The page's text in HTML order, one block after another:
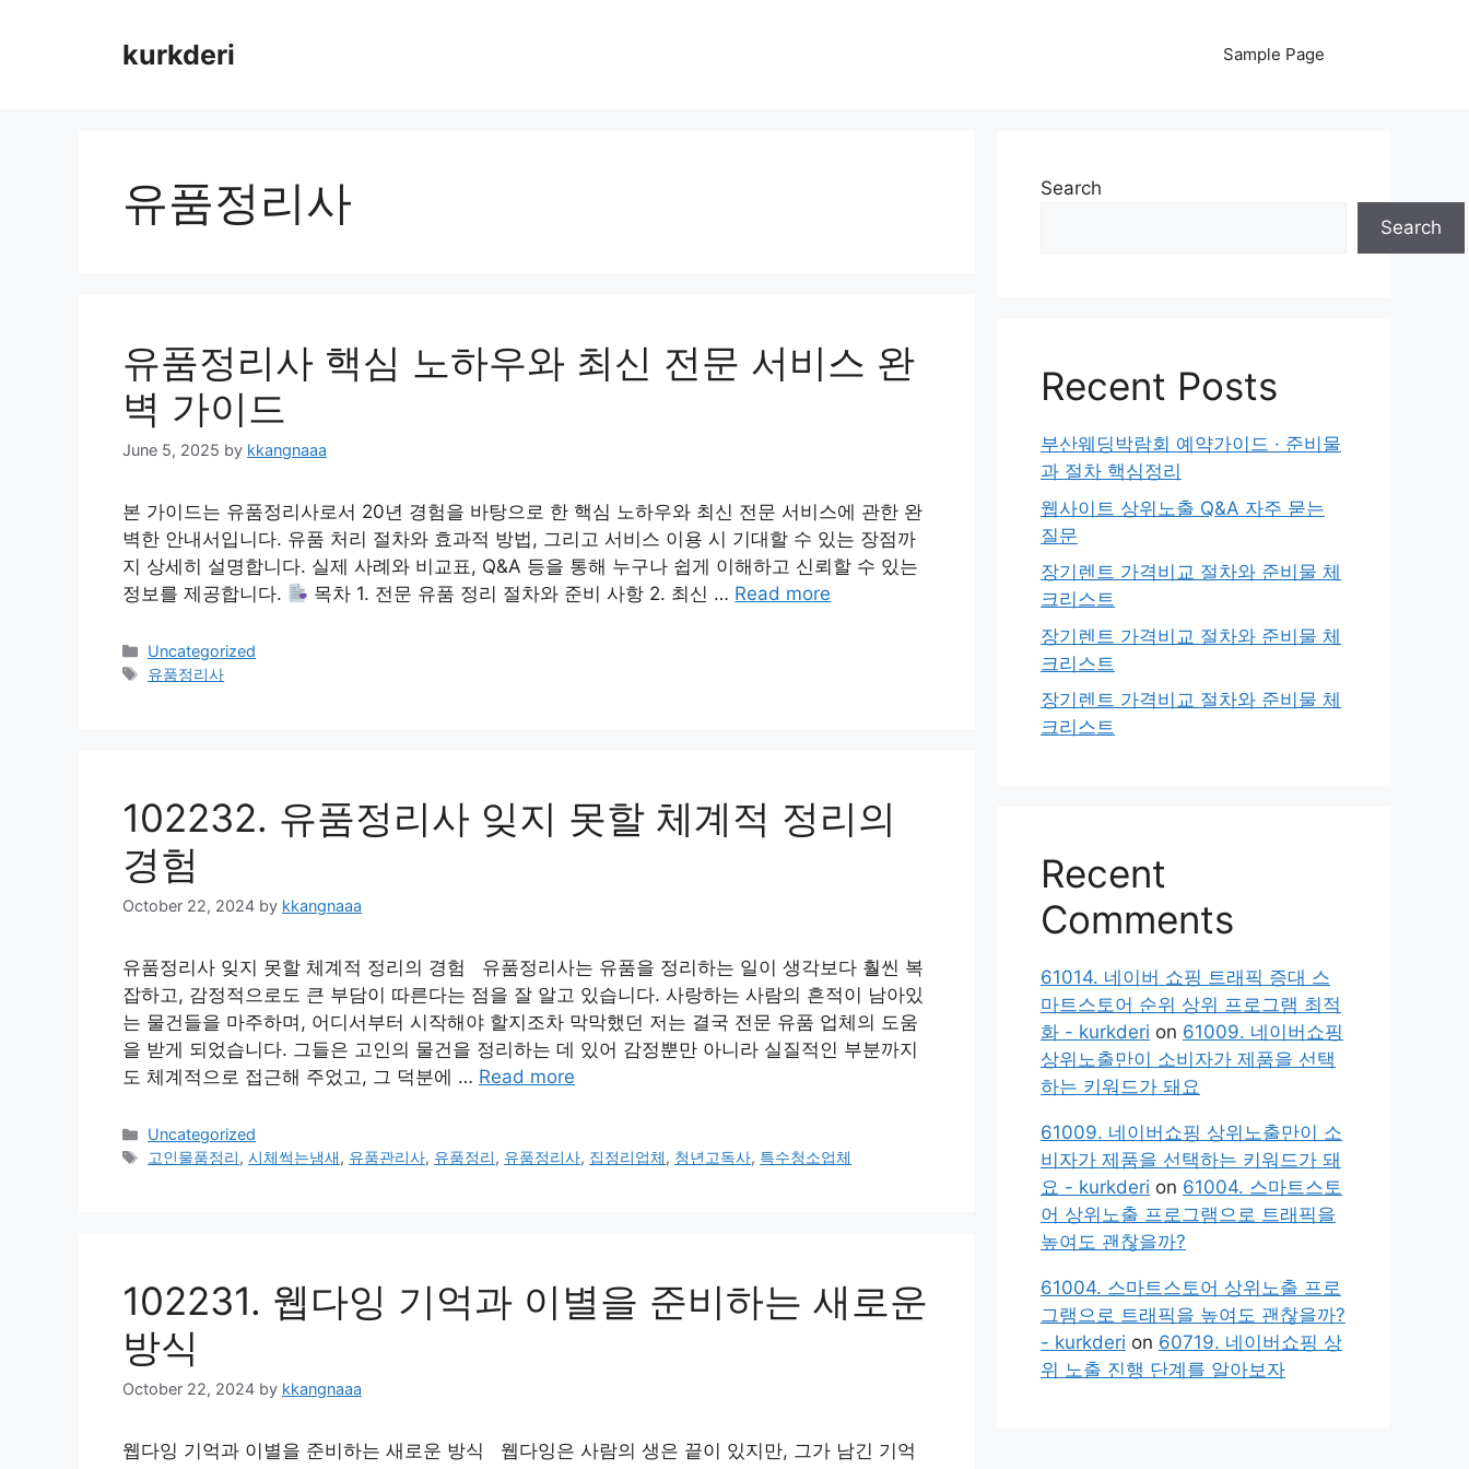
kurkderi Sample Page
유품정리사
유품정리사 핵심 노하우와 최신 전문 서비스 완
벽 가이드
June 5, 2025 by kkangnaaa
본 가이드는 유품정리사로서 20년 경험을 바탕으로 한 핵심 노하우와 최신 전문 서비스에 관한 완
벽한 안내서입니다. 유품 처리 절차와 효과적 방법, 그리고 서비스 이용 시 기대할 수 있는 장점까
지 상세히 설명합니다. 실제 사례와 비교표, Q&A 등을 통해 누구나 쉽게 이해하고 신뢰할 수 있는
정보를 제공합니다.
목차 1. 전문 유품 정리 절차와 준비 사항 2. 최신 … Read more
Categories
Uncategorized
Tags
유품정리사
102232. 유품정리사 잊지 못할 체계적 정리의
경험
October 22, 2024 by kkangnaaa
유품정리사 잊지 못할 체계적 정리의 경험 유품정리사는 유품을 정리하는 일이 생각보다 훨씬 복
잡하고, 감정적으로도 큰 부담이 따른다는 점을 잘 알고 있습니다. 사랑하는 사람의 흔적이 남아있
는 물건들을 마주하며, 어디서부터 시작해야 할지조차 막막했던 저는 결국 전문 유품 업체의 도움
을 받게 되었습니다. 그들은 고인의 물건을 정리하는 데 있어 감정뿐만 아니라 실질적인 부분까지
도 체계적으로 접근해 주었고, 그 덕분에 … Read more
Categories
Uncategorized
Tags
고인물품정리,시체썩는냄새, 유품관리사, 유품정리, 유품정리사, 집정리업체, 청년고독사, 특수청소업체
102231. 웹다잉 기억과 이별을 준비하는 새로운
방식
October 22, 2024 by kkangnaaa
웹다잉 기억과 이별을 준비하는 새로운 방식 웹다잉은 사람의 생은 끝이 있지만, 그가 남긴 기억
Search
Search
Recent Posts
부산웨딩박람회 예약가이드 · 준비물
과 절차 핵심정리
웹사이트 상위노출 Q&A 자주 묻는
질문
장기렌트 가격비교 절차와 준비물 체
크리스트
장기렌트 가격비교 절차와 준비물 체
크리스트
장기렌트 가격비교 절차와 준비물 체
크리스트
Recent
Comments
61014. 네이버 쇼핑 트래픽 증대 스
마트스토어 순위 상위 프로그램 최적
화 - kurkderi on 61009. 네이버쇼핑
상위노출만이 소비자가 제품을 선택
하는 키워드가 돼요
61009. 네이버쇼핑 상위노출만이 소
비자가 제품을 선택하는 키워드가 돼
요 - kurkderi on 61004. 스마트스토
어 상위노출 프로그램으로 트래픽을
높여도 괜찮을까?
61004. 스마트스토어 상위노출 프로
그램으로 트래픽을 높여도 괜찮을까?
- kurkderi on 60719. 네이버쇼핑 상
위 노출 진행 단계를 알아보자